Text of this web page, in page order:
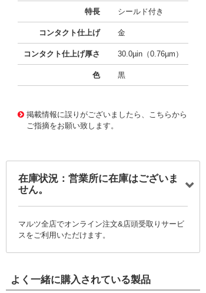
特長 シールド付き
コンタクト仕上げ 金
コンタクト仕上げ厚さ 30.0µin（0.76µm）
色 黒
掲載情報に誤りがございましたら、こちらから
ご指摘をお願い致します。
在庫状況：営業所に在庫はございま
せん。
マルツ全店でオンライン注文&店頭受取りサービ
スをご利用いただけます。
よく一緒に購入されている製品